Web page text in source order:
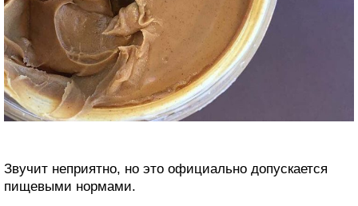
Звучит неприятно, но это официально допускается
пищевыми нормами.